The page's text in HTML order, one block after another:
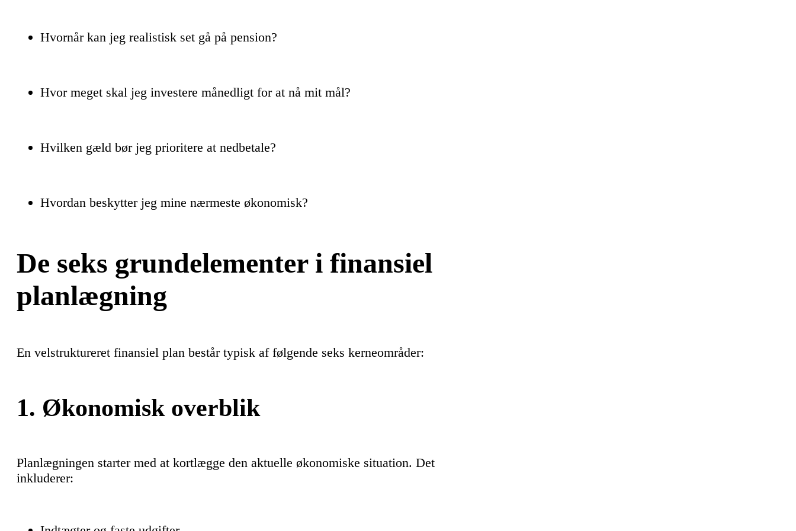
Hvornår kan jeg realistisk set gå på pension?
Hvor meget skal jeg investere månedligt for at nå mit mål?
Hvilken gæld bør jeg prioritere at nedbetale?
Hvordan beskytter jeg mine nærmeste økonomisk?
De seks grundelementer i finansiel
planlægning
En velstruktureret finansiel plan består typisk af følgende seks kerneområder:
1. Økonomisk overblik
Planlægningen starter med at kortlægge den aktuelle økonomiske situation. Det
inkluderer: